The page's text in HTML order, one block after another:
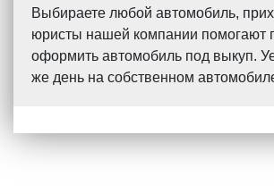
Выбираете любой автомобиль,
юристы нашей компании помогают
оформить автомобиль под выкуп.
же день на собственном